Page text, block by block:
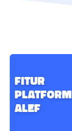
FITUR
PLATFORM
ALEF